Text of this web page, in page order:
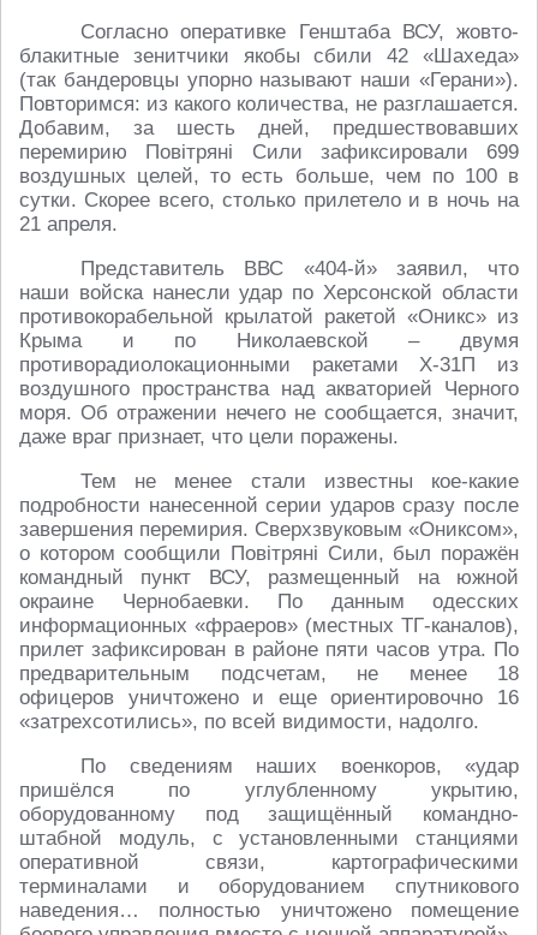
Согласно оперативке Генштаба ВСУ, жовто-
блакитные зенитчики якобы сбили 42 «Шахеда»
(так бандеровцы упорно называют наши «Герани»).
Повторимся: из какого количества, не разглашается.
Добавим, за шесть дней, предшествовавших
перемирию Повітряні Сили зафиксировали 699
воздушных целей, то есть больше, чем по 100 в
сутки. Скорее всего, столько прилетело и в ночь на
21 апреля.
Представитель ВВС «404-й» заявил, что
наши войска нанесли удар по Херсонской области
противокорабельной крылатой ракетой «Оникс» из
Крыма и по Николаевской – двумя
противорадиолокационными ракетами Х-31П из
воздушного пространства над акваторией Черного
моря. Об отражении нечего не сообщается, значит,
даже враг признает, что цели поражены.
Тем не менее стали известны кое-какие
подробности нанесенной серии ударов сразу после
завершения перемирия. Сверхзвуковым «Ониксом»,
о котором сообщили Повітряні Сили, был поражён
командный пункт ВСУ, размещенный на южной
окраине Чернобаевки. По данным одесских
информационных «фраеров» (местных ТГ-каналов),
прилет зафиксирован в районе пяти часов утра. По
предварительным подсчетам, не менее 18
офицеров уничтожено и еще ориентировочно 16
«затрехсотились», по всей видимости, надолго.
По сведениям наших военкоров, «удар
пришёлся по углубленному укрытию,
оборудованному под защищённый командно-
штабной модуль, с установленными станциями
оперативной связи, картографическими
терминалами и оборудованием спутникового
наведения… полностью уничтожено помещение